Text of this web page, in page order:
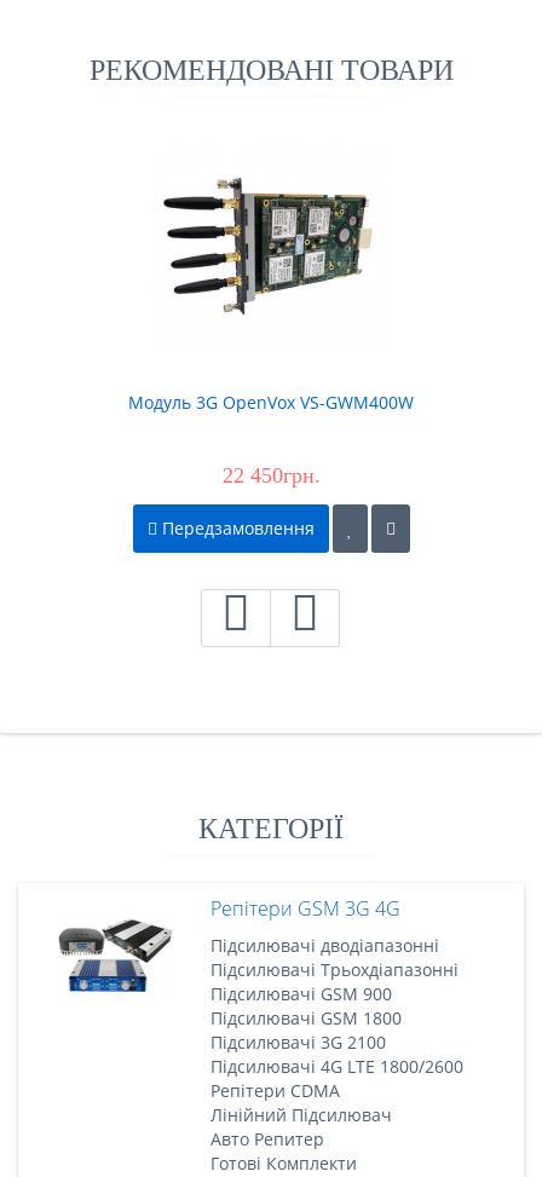
РЕКОМЕНДОВАНІ ТОВАРИ
Модуль 3G OpenVox VS-GWM400W
22 450грн.
Передзамовлення
КАТЕГОРІЇ
Репітери GSM 3G 4G
Підсилювачі дводіапазонні
Підсилювачі Трьохдіапазонні
Підсилювачі GSM 900
Підсилювачі GSM 1800
Підсилювачі 3G 2100
Підсилювачі 4G LTE 1800/2600
Репітери CDMA
Лінійний Підсилювач
Авто Репитер
Готові Комплекти